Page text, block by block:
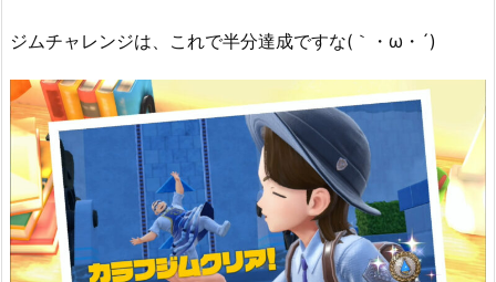
ジムチャレンジは、これで半分達成ですな(｀・ω・´)